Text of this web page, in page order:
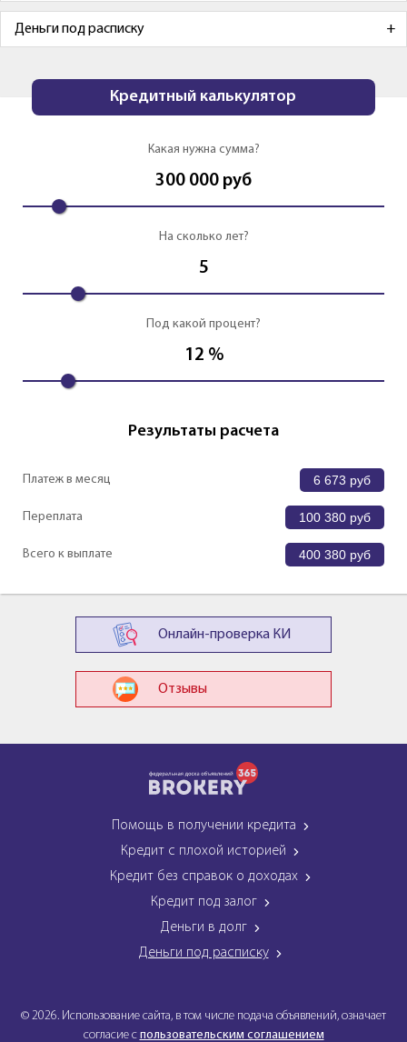
Деньги под расписку
Кредитный калькулятор
Какая нужна сумма?
300 000 руб
На сколько лет?
5
Под какой процент?
12 %
Результаты расчета
Платеж в месяц 6 673 руб
Переплата 100 380 руб
Всего к выплате 400 380 руб
Онлайн-проверка КИ
Отзывы
Помощь в получении кредита
Кредит с плохой историей
Кредит без справок о доходах
Кредит под залог
Деньги в долг
Деньги под расписку
© 2026. Использование сайта, в том числе подача объявлений, означает
согласие с пользовательским соглашением